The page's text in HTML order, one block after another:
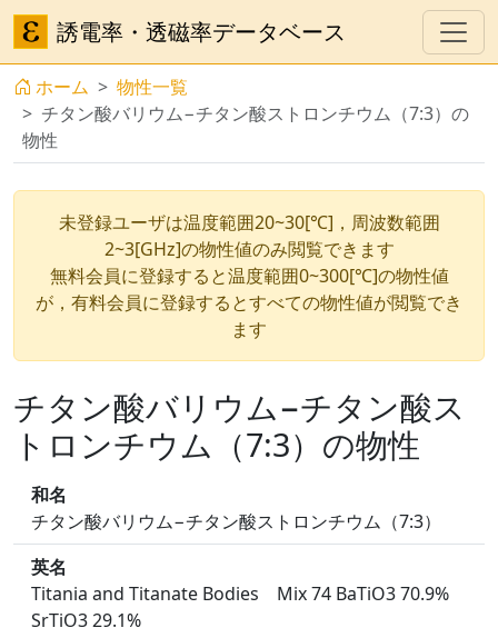
誘電率・透磁率データベース
ホーム
物性一覧
チタン酸バリウム−チタン酸ストロンチウム（7:3）の
物性
未登録ユーザは温度範囲20~30[℃]，周波数範囲
2~3[GHz]の物性値のみ閲覧できます
無料会員に登録すると温度範囲0~300[℃]の物性値
が，有料会員に登録するとすべての物性値が閲覧でき
ます
チタン酸バリウム−チタン酸ス
トロンチウム（7:3）の物性
和名
チタン酸バリウム−チタン酸ストロンチウム（7:3）
英名
Titania and Titanate Bodies Mix 74 BaTiO3 70.9%
SrTiO3 29.1%